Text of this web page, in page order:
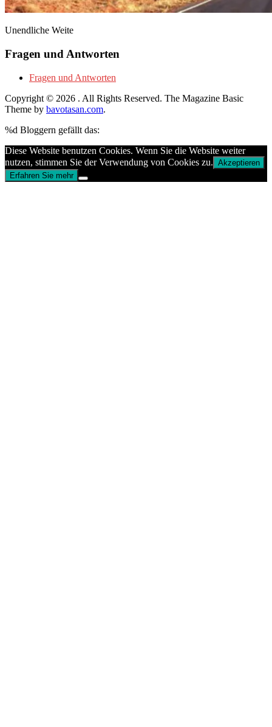
Unendliche Weite
Fragen und Antworten
Fragen und Antworten
Copyright © 2026 . All Rights Reserved. The Magazine Basic
Theme by bavotasan.com.
%d Bloggern gefällt das:
Diese Website benutzen Cookies. Wenn Sie die Website weiter
nutzen, stimmen Sie der Verwendung von Cookies zu. Akzeptieren
Erfahren Sie mehr